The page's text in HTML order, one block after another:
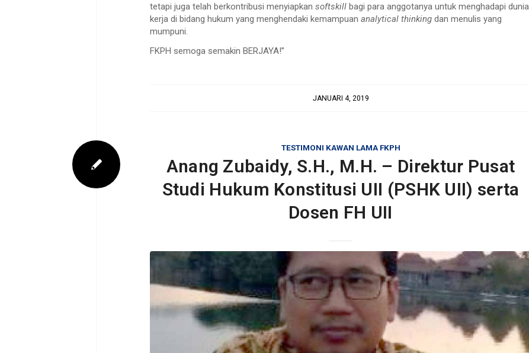
tetapi juga telah berkontribusi menyiapkan softskill bagi para anggotanya untuk menghadapi dunia
kerja di bidang hukum yang menghendaki kemampuan analytical thinking dan menulis yang
mumpuni.
FKPH semoga semakin BERJAYA!”
JANUARI 4, 2019
TESTIMONI KAWAN LAMA FKPH
Anang Zubaidy, S.H., M.H. – Direktur Pusat
Studi Hukum Konstitusi UII (PSHK UII) serta
Dosen FH UII